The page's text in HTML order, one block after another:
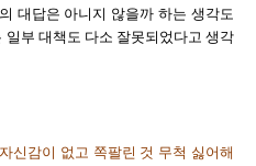
대답은 아니지 않을까 하는 생각도
부 대책도 다소 잘못되었다고 생각
신감이 없고 쪽팔린 것 무척 싫어해